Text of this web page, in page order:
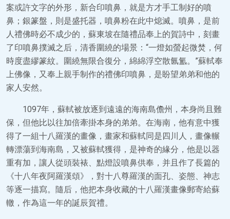
案或許文字的外形，新合印噴鼻，就是方才手工制好的噴
鼻；銀篆盤，則是盛托器，噴鼻粉在此中熄滅。噴鼻，是前
人禮佛時必不成少的，蘇東坡在隨禮品奉上的賀詩中，刻畫
了印噴鼻撲滅之后，清香圍繞的場景：“一燈如螢起微焚，何
時度盡繆篆紋。圍繞無限合復分，綿綿浮空散氤氳。”蘇軾奉
上佛像，又奉上親手制作的禮佛印噴鼻，是盼望弟弟和他的
家人安然。
1097年，蘇軾被放逐到遠遠的海南島儋州，本身尚且難
保，但他比以往加倍牽掛本身的弟弟。在海南，他有意中獲
得了一組十八羅漢的畫像，畫家和蘇軾同是四川人，畫像輾
轉漂蕩到海南島，又被蘇軾獲得，是神奇的緣分，他是以器
重有加，讓人從頭裝裱、點燈設噴鼻供奉，并且作了長篇的
《十八年夜阿羅漢頌》，對十八尊羅漢的面孔、姿態、神志
等逐一描寫。隨后，他把本身收藏的十八羅漢畫像郵寄給蘇
轍，作為這一年的誕辰賀禮。